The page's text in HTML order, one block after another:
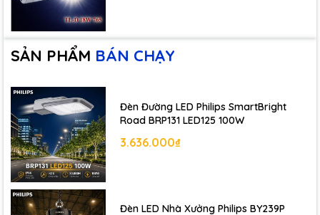
SẢN PHẨM BÁN CHẠY
Đèn Đường LED Philips SmartBright
Road BRP131 LED125 100W
3.636.000₫
Đèn LED Nhà Xưởng Philips BY239P